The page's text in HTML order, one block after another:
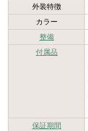
外装特徴
カラー
整備
付属品
保証期間